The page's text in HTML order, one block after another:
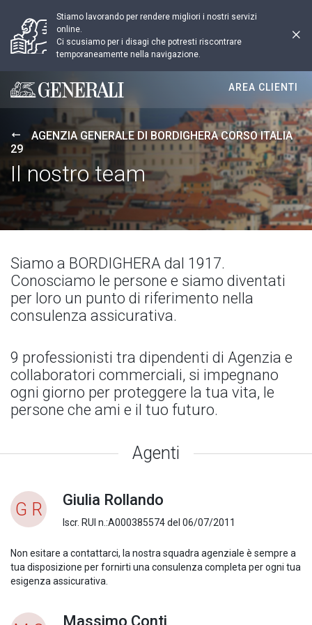
Stiamo lavorando per rendere migliori i nostri servizi
online.
Ci scusiamo per i disagi che potresti riscontrare
temporaneamente nella navigazione.
Generali logo
AREA CLIENTI
AGENZIA GENERALE DI BORDIGHERA CORSO ITALIA
29
Il nostro team
Siamo a BORDIGHERA dal 1917.
Conosciamo le persone e siamo diventati
per loro un punto di riferimento nella
consulenza assicurativa.
9 professionisti tra dipendenti di Agenzia e
collaboratori commerciali, si impegnano
ogni giorno per proteggere la tua vita, le
persone che ami e il tuo futuro.
Agenti
G R Giulia Rollando
Iscr. RUI n.:A000385574 del 06/07/2011
Non esitare a contattarci, la nostra squadra agenziale è sempre a
tua disposizione per fornirti una consulenza completa per ogni tua
esigenza assicurativa.
Massimo Conti